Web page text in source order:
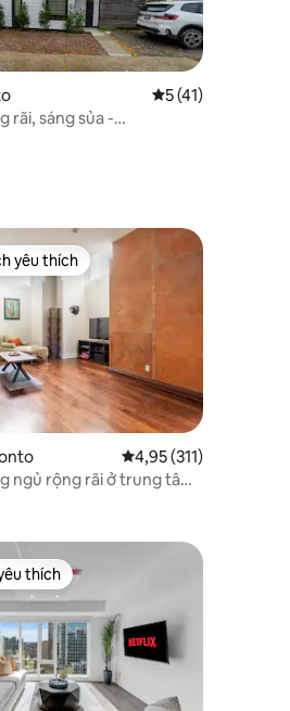
đánh giá Xếp hạng trung
5 (41)
rãi, sáng sủa -
đánh giá
thích nhất
yêu thích
Xếp hạng trung bình
4,95 (311)
ngủ rộng rãi ở trung tâm
thích
thích